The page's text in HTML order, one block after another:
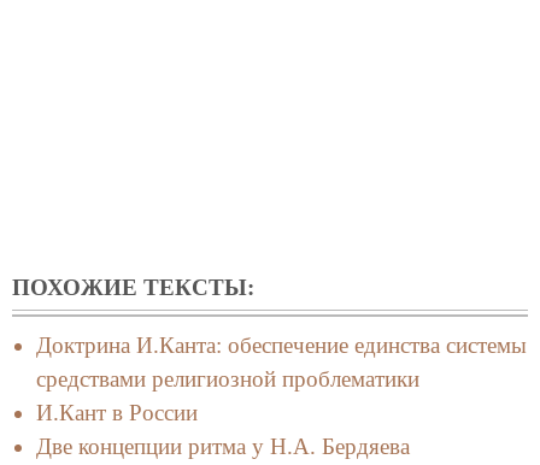
ПОХОЖИЕ ТЕКСТЫ:
Доктрина И.Канта: обеспечение единства системы
средствами религиозной проблематики
И.Кант в России
Две концепции ритма у Н.А. Бердяева